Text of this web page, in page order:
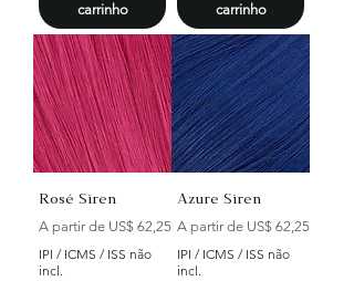
carrinho
carrinho
Rosé Siren
A partir de US$ 62,25
Preço promocional
IPI / ICMS / ISS não
incl.
Azure Siren
A partir de US$ 62,25
Preço promocional
IPI / ICMS / ISS não
incl.